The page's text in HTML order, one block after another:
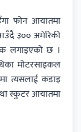
फोन आयातमा
३०० अमेरिकी
लगाइएको छ ।
मोटरसाइकल
त्यसलाई कडाइ
स्कुटर आयातमा